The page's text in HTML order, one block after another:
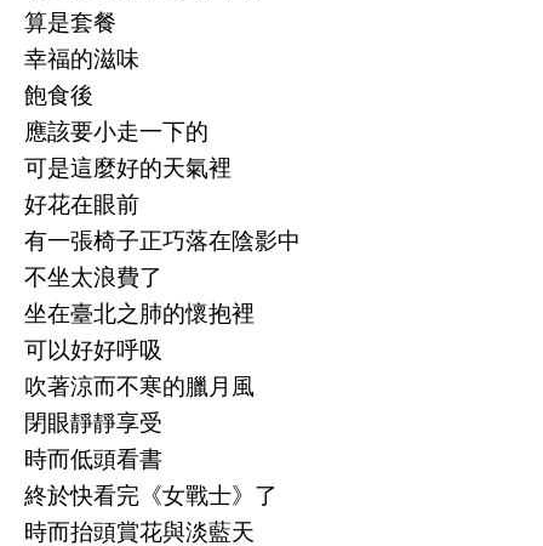
算是套餐
幸福的滋味
飽食後
應該要小走一下的
可是這麼好的天氣裡
好花在眼前
有一張椅子正巧落在陰影中
不坐太浪費了
坐在臺北之肺的懷抱裡
可以好好呼吸
吹著涼而不寒的臘月風
閉眼靜靜享受
時而低頭看書
終於快看完《女戰士》了
時而抬頭賞花與淡藍天